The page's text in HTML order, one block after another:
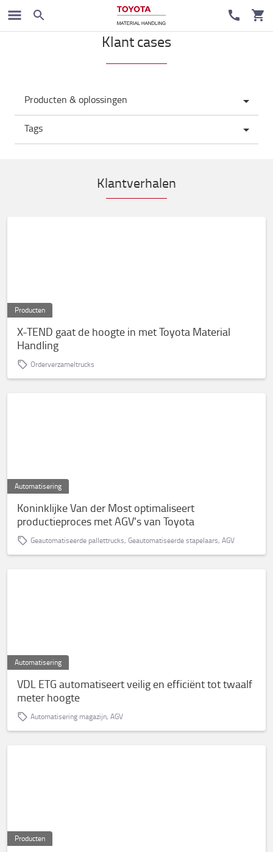
Klant cases
Producten & oplossingen
Tags
Klantverhalen
Producten
X-TEND gaat de hoogte in met Toyota Material
Handling
Orderverzameltrucks
Automatisering
Koninklijke Van der Most optimaliseert
productieproces met AGV's van Toyota
Geautomatiseerde pallettrucks, Geautomatiseerde stapelaars, AGV
Automatisering
VDL ETG automatiseert veilig en efficiënt tot twaalf
meter hoogte
Automatisering magazijn, AGV
Producten